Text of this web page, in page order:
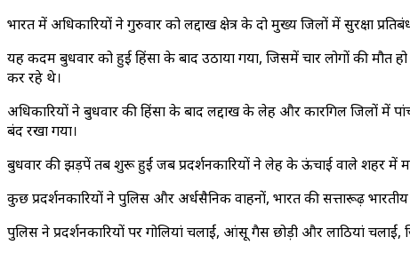
भारत में अधिकारियों ने गुरुवार को लद्दाख क्षेत्र के दो मुख्य जिलों में सुरक्षा
यह कदम बुधवार को हुई हिंसा के बाद उठाया गया, जिसमें चार लोगों की मौत
कर रहे थे।
अधिकारियों ने बुधवार की हिंसा के बाद लद्दाख के लेह और कारगिल जिलों में
बंद रखा गया।
बुधवार की झड़पें तब शुरू हुईं जब प्रदर्शनकारियों ने लेह के ऊंचाई वाले शहर में
कुछ प्रदर्शनकारियों ने पुलिस और अर्धसैनिक वाहनों, भारत की सत्तारूढ़
पुलिस ने प्रदर्शनकारियों पर गोलियां चलाईं, आंसू गैस छोड़ी और लाठियां